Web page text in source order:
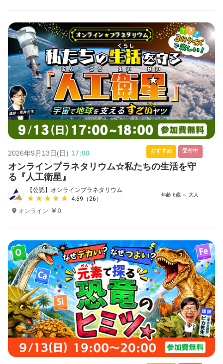
2026年9月13日(日) 17:00 おすすめ 受付中
オンラインプラネタリウム☆私たちの生活を守
る『人工衛星』
【公認】オンラインプラネタリウム
★★★★★
★★★★★ 4.69（26） 年齢 6歳 ～ 大人
オンライン 0